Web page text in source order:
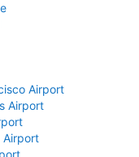
Airport
Airport
Airport